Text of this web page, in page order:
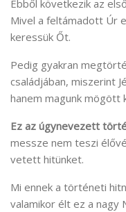
Ebből következik az
Mivel a feltámadott Úr
keressük Őt.
Pedig gyakran
családjában, miszerint
hanem magunk mögött
Ez az úgynevezett
messze nem teszi
vetett hitünket.
Mi ennek a történeti
valamikor élt ez a nagy